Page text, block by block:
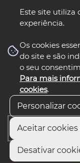
Este site utiliza
experiência.
Os cookies
do site e são
o seu
Para mais
cookies.
Personalizar
Aceitar
Desativar
nos
Início
DIA MUNDIAL DA